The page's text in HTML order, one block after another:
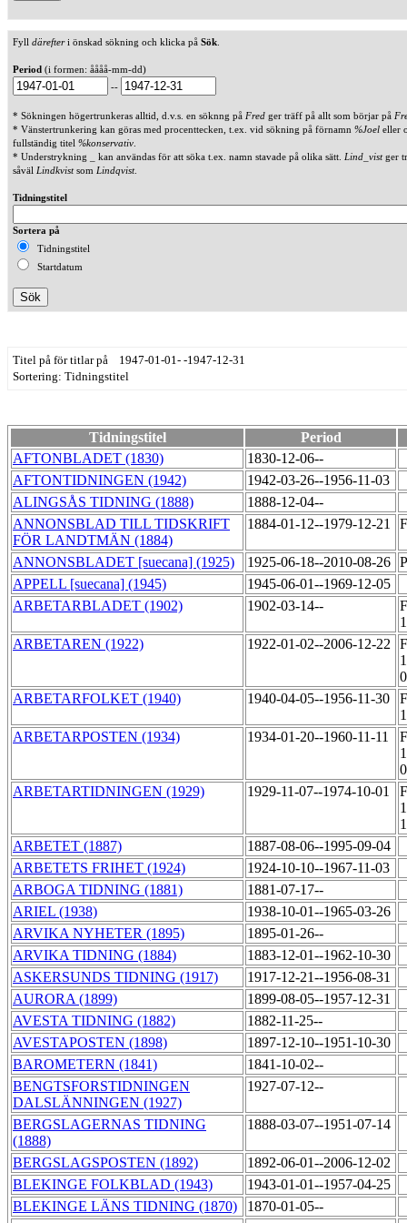
Fyll därefteri önskad sökning och klicka på Sök
Period (i formen: åååå-mm-dd)
--
* Sökningen högertrunkeras alltid, d.v.s. en söknng på Fred ger träff på allt som börjar på
* Vänstertrunkering kan göras med procenttecken, t.ex. vid sökning på förnamn %Joel eller
fullständig titel %konservativ
* Understrykning _ kan användas för att söka t.ex. namn stavade på olika sätt. Lind_vistger
såväl Lindkvistsom Lindqvist.
Tidningstitel
Sortera på
Tidningstitel
Startdatum
Titel på för titlar på 1947-01-01- -1947-12-31
Sortering: Tidningstitel
Tidningstitel
Period
AFTONBLADET (1830)
1830-12-06--
AFTONTIDNINGEN (1942)
1942-03-26--1956-11-03
ALINGSÅS TIDNING (1888)
1888-12-04--
ANNONSBLAD TILL TIDSKRIFT
FÖR LANDTMÄN (1884)
1884-01-12--1979-12-21
ANNONSBLADET [suecana] (1925) 1925-06-18--2010-08-26
APPELL [suecana] (1945)
1945-06-01--1969-12-05
ARBETARBLADET (1902)
1902-03-14--
ARBETAREN (1922)
1922-01-02--2006-12-22
ARBETARFOLKET (1940)
1940-04-05--1956-11-30
ARBETARPOSTEN (1934)
1934-01-20--1960-11-11
ARBETARTIDNINGEN (1929)
1929-11-07--1974-10-01
ARBETET (1887)
1887-08-06--1995-09-04
ARBETETS FRIHET (1924)
1924-10-10--1967-11-03
ARBOGA TIDNING (1881)
1881-07-17--
ARIEL (1938)
1938-10-01--1965-03-26
ARVIKA NYHETER (1895)
1895-01-26--
ARVIKA TIDNING (1884)
1883-12-01--1962-10-30
ASKERSUNDS TIDNING (1917)
1917-12-21--1956-08-31
AURORA (1899)
1899-08-05--1957-12-31
AVESTA TIDNING (1882)
1882-11-25--
AVESTAPOSTEN (1898)
1897-12-10--1951-10-30
BAROMETERN (1841)
1841-10-02--
BENGTSFORSTIDNINGEN
DALSLÄNNINGEN (1927)
1927-07-12--
BERGSLAGERNAS TIDNING
(1888)
1888-03-07--1951-07-14
BERGSLAGSPOSTEN (1892)
1892-06-01--2006-12-02
BLEKINGE FOLKBLAD (1943)
1943-01-01--1957-04-25
BLEKINGE LÄNS TIDNING (1870)
1870-01-05--